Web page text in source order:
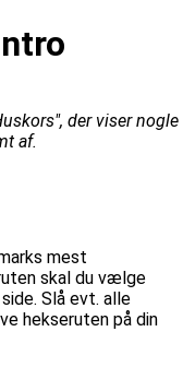
der viser nogle
af.
mest
skal du vælge
Slå evt. alle
hekseruten på din